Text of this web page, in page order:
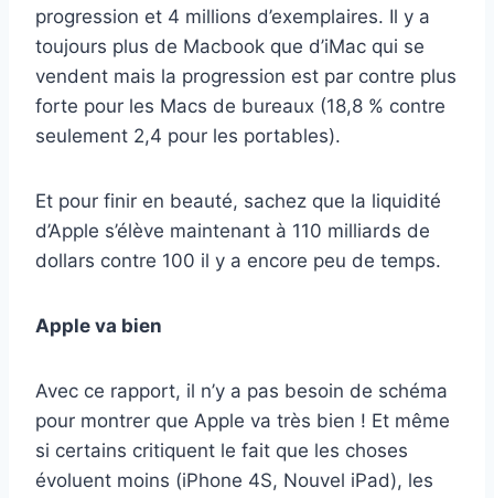
progression et 4 millions d’exemplaires. Il y a
toujours plus de Macbook que d’iMac qui se
vendent mais la progression est par contre plus
forte pour les Macs de bureaux (18,8 % contre
seulement 2,4 pour les portables).
Et pour finir en beauté, sachez que la liquidité
d’Apple s’élève maintenant à 110 milliards de
dollars contre 100 il y a encore peu de temps.
Apple va bien
Avec ce rapport, il n’y a pas besoin de schéma
pour montrer que Apple va très bien ! Et même
si certains critiquent le fait que les choses
évoluent moins (iPhone 4S, Nouvel iPad), les